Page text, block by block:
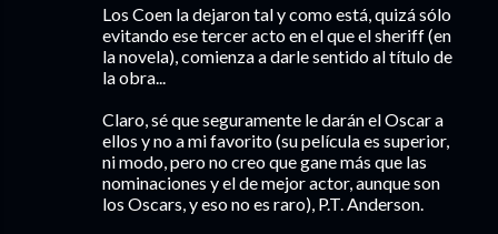
Los Coen la dejaron tal y como está, quizá sólo
evitando ese tercer acto en el que el sheriff (en
la novela), comienza a darle sentido al título de
la obra...
Claro, sé que seguramente le darán el Oscar a
ellos y no a mi favorito (su película es superior,
ni modo, pero no creo que gane más que las
nominaciones y el de mejor actor, aunque son
los Oscars, y eso no es raro), P.T. Anderson.